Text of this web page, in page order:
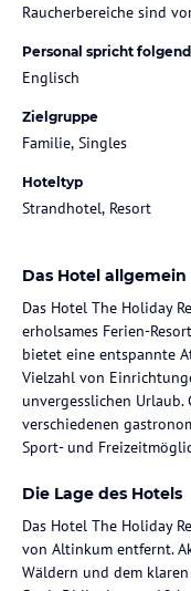
Raucherbereiche sind
Personal spricht
Englisch
Zielgruppe
Familie, Singles
Hoteltyp
Strandhotel, Resort
Das Hotel allgemein
Das Hotel The Holiday
erholsames Ferien-
bietet eine entspannte
Vielzahl von
unvergesslichen Urlaub.
verschiedenen
Sport- und
Die Lage des Hotels
Das Hotel The Holiday
von Altinkum entfernt.
Wäldern und dem